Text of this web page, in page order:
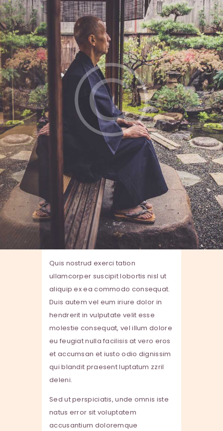
feugiat nulla facilisis at vero eros et
accumsan et iusto odio dignissim
qui blandit praesent luptatum zzril
delenit augue duis dolore.
Sed ut perspiciatis, unde omnis iste
natus error sit voluptatem
accusantium doloremque
laudantium, totam rem aperiam
eaque ipsa, quae ab illo inventore
veritatis et quasi architecto beatae
vitae dicta sunt, explicabo. nemo
Lorem ipsum dolor sit amet
Consectetuer adipiscing elit
Diam nonummy nibh
euismod
Tincidunt ut laoreet dolore
Aliquam erat volutpat ut wisi
Quis nostrud exerci tation
ullamcorper suscipit lobortis nisl ut
aliquip ex ea commodo consequat.
Duis autem vel eum iriure dolor in
hendrerit in vulputate velit esse
molestie consequat, vel illum dolore
eu feugiat nulla facilisis at vero eros
et accumsan et iusto odio dignissim
qui blandit praesent luptatum zzril
deleni.
Sed ut perspiciatis, unde omnis iste
natus error sit voluptatem
accusantium doloremque